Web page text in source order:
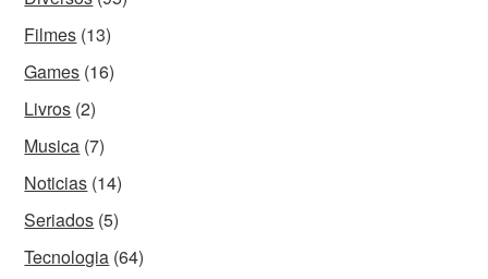
Filmes (13)
Games (16)
Livros (2)
Musica (7)
Noticias (14)
Seriados (5)
Tecnologia (64)